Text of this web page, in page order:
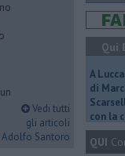
Vedi tutti
gli articoli
Santoro
Qui
A
di
con la
QUI